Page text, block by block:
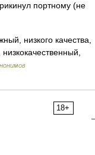
портному (не
низкого качества,
18+